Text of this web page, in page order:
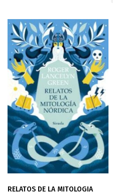
RELATOS DE LA MITOLOGIA